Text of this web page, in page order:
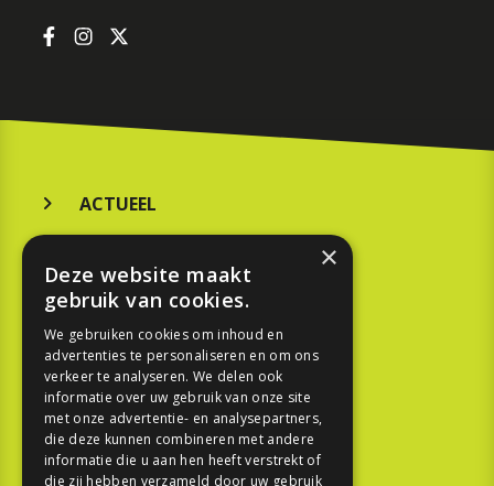
ACTUEEL
KOOPGIDS
TESTEN
SPORT
REPORTAGE
×
Deze website maakt
gebruik van cookies.
We gebruiken cookies om inhoud en
advertenties te personaliseren en om ons
verkeer te analyseren. We delen ook
informatie over uw gebruik van onze site
met onze advertentie- en analysepartners,
die deze kunnen combineren met andere
informatie die u aan hen heeft verstrekt of
die zij hebben verzameld door uw gebruik